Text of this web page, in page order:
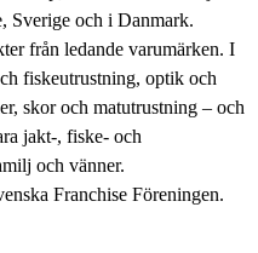
Sverige och i Danmark.
från ledande varumärken. I
fiskeutrustning, optik och
skor och matutrustning – och
jakt-, fiske- och
och vänner.
Franchise Föreningen.